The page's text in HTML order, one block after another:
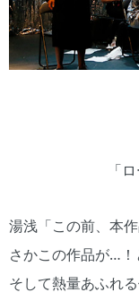
「
湯浅「この前、本
さかこの作品が…！
そして熱量あふれ